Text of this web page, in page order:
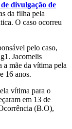
divulgação de
da filha pela
O caso ocorreu
pelo caso,
Jacomelis
a mãe da vítima pela
16 anos.
vítima para o
em 13 de
(B.O),